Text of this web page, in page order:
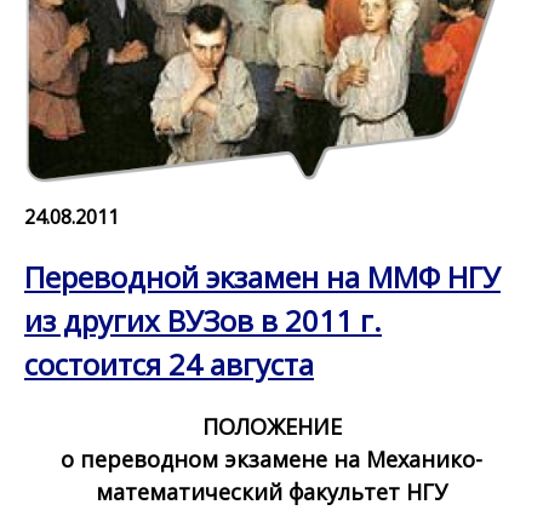
24.08.2011
Переводной экзамен на ММФ НГУ
из других ВУЗов в 2011 г.
состоится 24 августа
ПОЛОЖЕНИЕ
о переводном экзамене на Механико-
математический факультет НГУ